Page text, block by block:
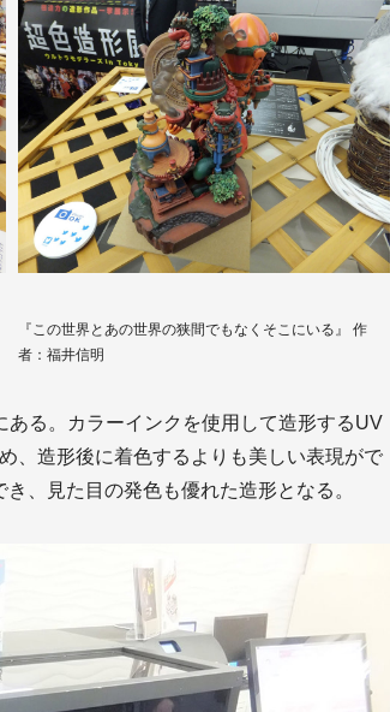
『この世界とあの世界の狭間でもなくそこにいる』 作
者：福井信明
ある。カラーインクを使用して造形するUV
、造形後に着色するよりも美しい表現がで
、見た目の発色も優れた造形となる。